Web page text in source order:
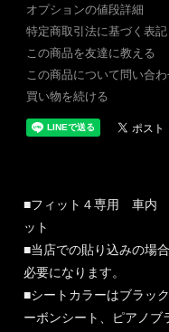
オプションの値段詳細
特定商取引法に基づく表記
この商品を友達に教える
この商品について問い合わ
買い物を続ける
■フィット４専用 車内
ット
■当店での貼り込みの場
必要になります。
■シートカラーはブラッ
ーボンシート、ピアノブ